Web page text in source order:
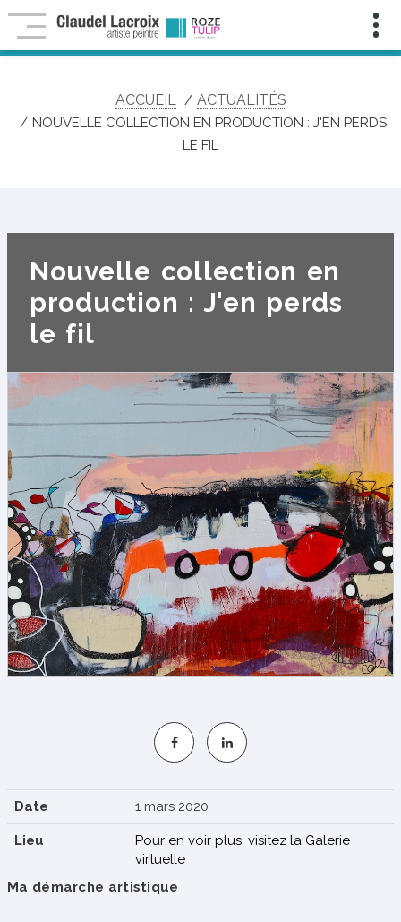
ACCUEIL ACTUALITÉS
NOUVELLE COLLECTION EN PRODUCTION : J'EN PERDS
LE FIL
Nouvelle collection en
production : J'en perds
le fil
Date 1 mars 2020
Lieu
Pour en voir plus, visitez la Galerie
virtuelle
Ma démarche artistique
Infolettre
ne
mes
nouveautés,
:
Prénom
Courriel
*